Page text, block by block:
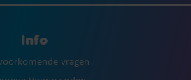
Info
vragen